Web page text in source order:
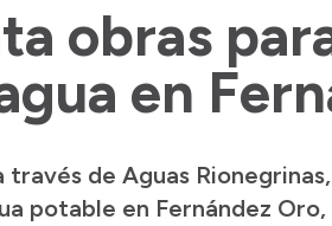
obras
en
de Aguas
potable en Fernández